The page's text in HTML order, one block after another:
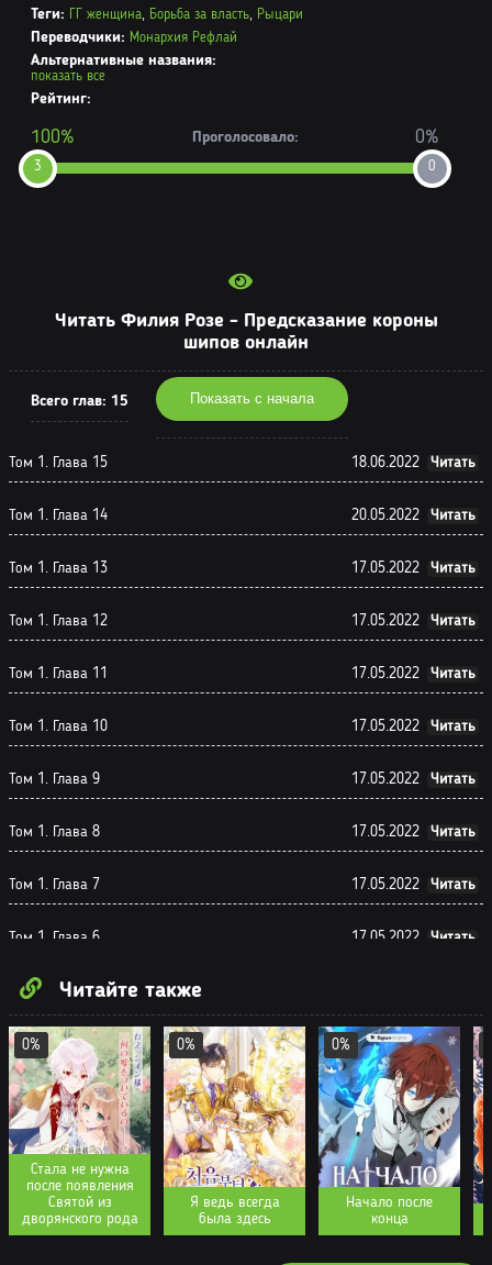
Теги: ГГ женщина, Борьба за власть, Рыцари
Переводчики: Монархия Рефлай
Альтернативные названия:
показать все
Рейтинг:
3
100% Проголосовало:
0
0%
Читать Филия Розе - Предсказание короны
шипов онлайн
Всего глав: 15 Показать с начала
Том 1. Глава 1 17.05.2022 Читать
Том 1. Глава 2 17.05.2022 Читать
Том 1. Глава 3 17.05.2022 Читать
Том 1. Глава 4 17.05.2022 Читать
Том 1. Глава 5
Том 1. Глава 6 17.05.2022 Читать
Том 1. Глава 7 17.05.2022 Читать
Том 1. Глава 8 17.05.2022 Читать
Том 1. Глава 9 17.05.2022 Читать
Том 1. Глава 10 17.05.2022 Читать
Том 1. Глава 11 17.05.2022 Читать
Том 1. Глава 12 17.05.2022 Читать
Том 1. Глава 13 17.05.2022 Читать
Том 1. Глава 14 20.05.2022 Читать
Том 1. Глава 15 18.06.2022 Читать
Читайте также
0%
Стала не нужна
после появления
Святой из
дворянского рода
0%
Я ведь всегда
была здесь
0%
Начало после
конца